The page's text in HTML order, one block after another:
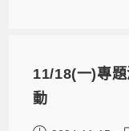
11/18(一)專
動